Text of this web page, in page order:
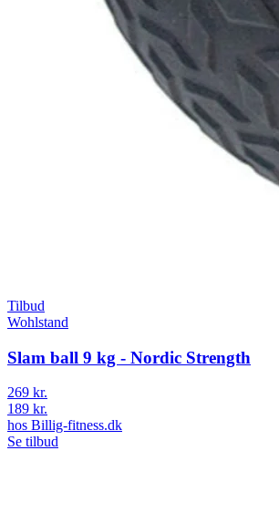
Tilbud
Wohlstand
Slam ball 9 kg - Nordic Strength
269 kr.
189 kr.
hos Billig-fitness.dk
Se tilbud